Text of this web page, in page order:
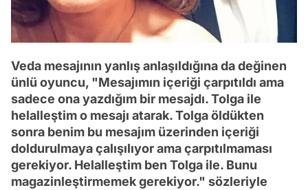
Veda mesajının yanlış anlaşıldığına da değinen
ünlü oyuncu, "Mesajımın içeriği çarpıtıldı ama
sadece ona yazdığım bir mesajdı. Tolga ile
helalleştim o mesajı atarak. Tolga öldükten
sonra benim bu mesajım üzerinden içeriği
doldurulmaya çalışılıyor ama çarpıtılmaması
gerekiyor. Helalleştim ben Tolga ile. Bunu
magazinleştirmemek gerekiyor." sözleriyle